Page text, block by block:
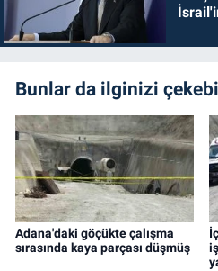
Bunlar da ilginizi
Adana'daki göçükte çalışma
sırasında kaya parçası düşmüş